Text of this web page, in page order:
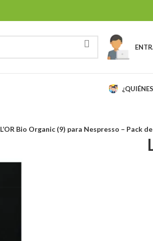
L’OR Bio Organic (9) para Nespresso – Pack